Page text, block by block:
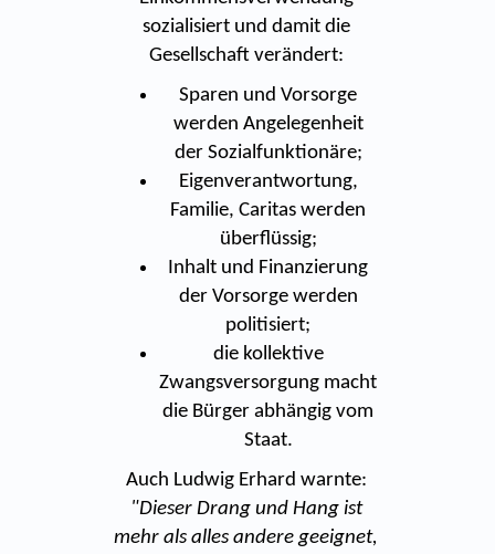
sozialisiert und damit die
Gesellschaft verändert:
Sparen und Vorsorge
werden Angelegenheit
der Sozialfunktionäre;
Eigenverantwortung,
Familie, Caritas werden
überflüssig;
Inhalt und Finanzierung
der Vorsorge werden
politisiert;
die kollektive
Zwangsversorgung macht
die Bürger abhängig vom
Staat.
Auch Ludwig Erhard warnte:
"Dieser Drang und Hang ist
mehr als alles andere geeignet,